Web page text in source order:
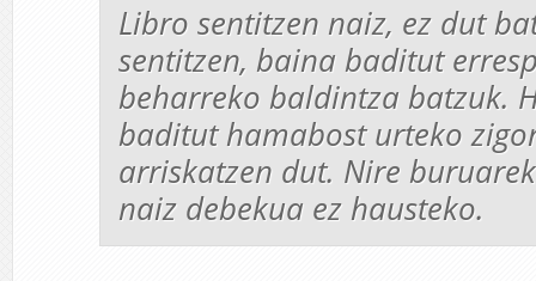
Libro sentitzen naiz, ez dut
sentitzen, baina baditut
beharreko baldintza batzuk.
baditut hamabost urteko
arriskatzen dut. Nire
naiz debekua ez hausteko.